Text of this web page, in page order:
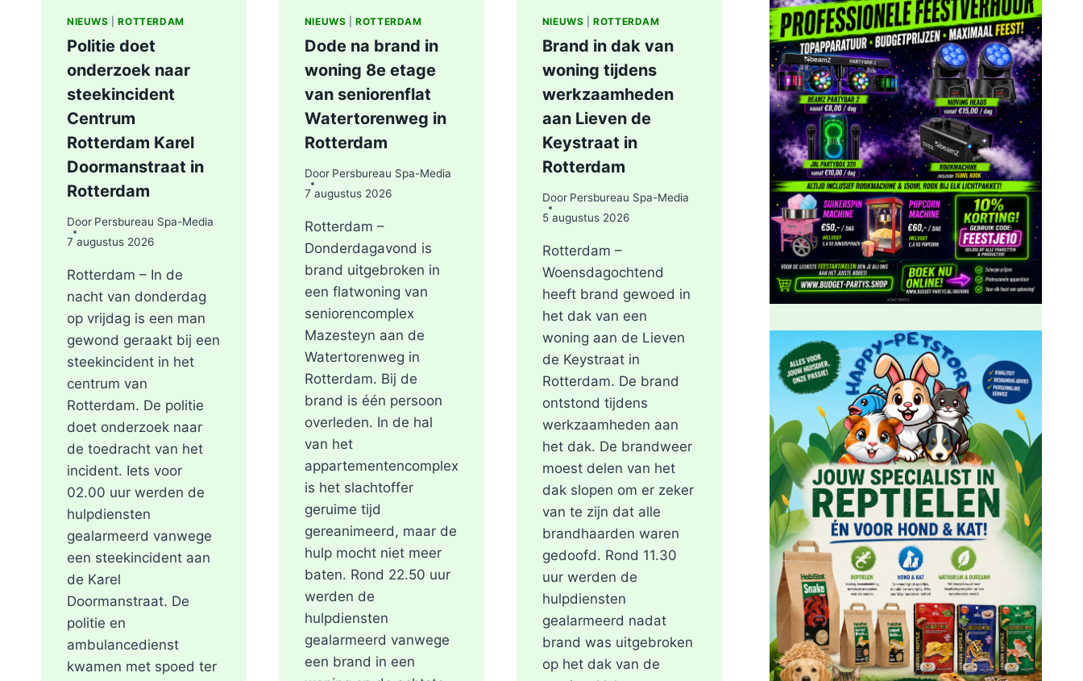
NIEUWS |ROTTERDAM
Politie doet
onderzoek naar
steekincident
Centrum
Rotterdam Karel
Doormanstraat in
Rotterdam
Door Persbureau Spa-Media
7 augustus 2026
Rotterdam – In de
nacht van donderdag
op vrijdag is een man
gewond geraakt bij een
steekincident in het
centrum van
Rotterdam. De politie
doet onderzoek naar
de toedracht van het
incident. Iets voor
02.00 uur werden de
hulpdiensten
gealarmeerd vanwege
een steekincident aan
de Karel
Doormanstraat. De
politie en
ambulancedienst
kwamen met spoed ter
NIEUWS |ROTTERDAM
Dode na brand in
woning 8e etage
van seniorenflat
Watertorenweg in
Rotterdam
Door Persbureau Spa-Media
7 augustus 2026
Rotterdam –
Donderdagavond is
brand uitgebroken in
een flatwoning van
seniorencomplex
Mazesteyn aan de
Watertorenweg in
Rotterdam. Bij de
brand is één persoon
overleden. In de hal
van het
appartementencomplex
is het slachtoffer
geruime tijd
gereanimeerd, maar de
hulp mocht niet meer
baten. Rond 22.50 uur
werden de
hulpdiensten
gealarmeerd vanwege
een brand in een
NIEUWS |ROTTERDAM
Brand in dak van
woning tijdens
werkzaamheden
aan Lieven de
Keystraat in
Rotterdam
Door Persbureau Spa-Media
5 augustus 2026
Rotterdam –
Woensdagochtend
heeft brand gewoed in
het dak van een
woning aan de Lieven
de Keystraat in
Rotterdam. De brand
ontstond tijdens
werkzaamheden aan
het dak. De brandweer
moest delen van het
dak slopen om er zeker
van te zijn dat alle
brandhaarden waren
gedoofd. Rond 11.30
uur werden de
hulpdiensten
gealarmeerd nadat
brand was uitgebroken
op het dak van de